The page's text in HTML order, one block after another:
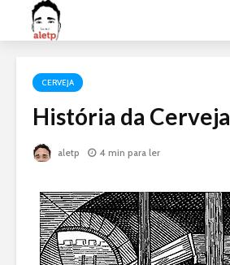
CERVEJA
História da Cerveja
aletp 4 min para ler